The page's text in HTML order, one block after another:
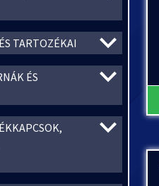
TARTOZÉKAI
ÉS